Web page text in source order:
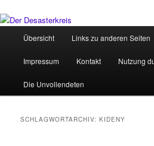
HauptmenüÜbersicht Links zu anderen Seiten
Impressum Kontakt Nutzung
Die Unvollendeten
SCHLAGWORTARCHIV:KIDENY